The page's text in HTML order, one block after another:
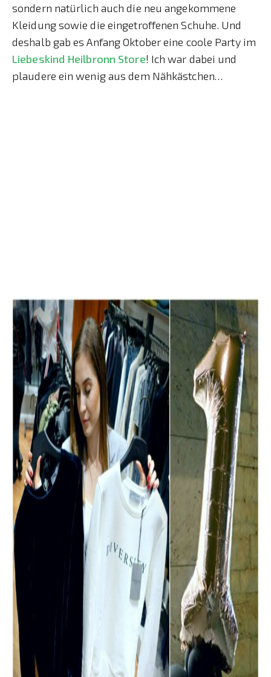
sondern natürlich auch die neu angekommene
Kleidung sowie die eingetroffenen Schuhe. Und
deshalb gab es Anfang Oktober eine coole Party im
Liebeskind Heilbronn Store! Ich war dabei und
plaudere ein wenig aus dem Nähkästchen…